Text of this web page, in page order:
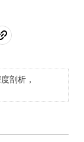
剖析，